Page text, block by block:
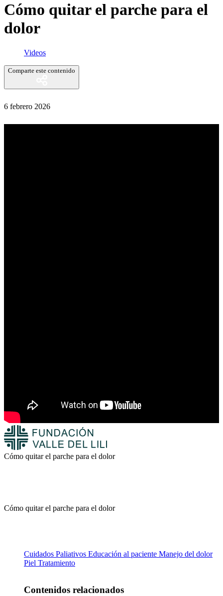
Cómo quitar el parche para el
dolor
Videos
Comparte este contenido
6 febrero 2026
Cómo quitar el parche para el dolor
Cómo quitar el parche para el dolor
Cuidados Paliativos Educación al paciente Manejo del dolor
Piel Tratamiento
Contenidos relacionados